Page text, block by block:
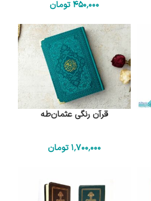
450٬000تومان
قرآن رنگی عثمان‌طه
1٬700٬000تومان